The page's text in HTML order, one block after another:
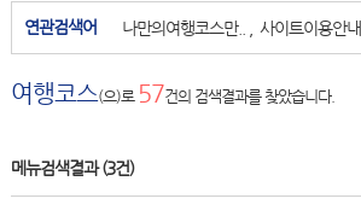
연관검색어 나만의여행코스만.. 사이트이용안내
여행코스(으)로 57건의 검색결과를 찾았습니다.
메뉴검색결과(3건)